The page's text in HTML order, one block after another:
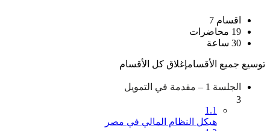
اقسام ‎7‎
‎19‎ محاضرات
30 ساعة
توسيع جميع الأقسامإغلاق كل الأقسام
الجلسة 1 – مقدمة في التمويل
3
1.1
هيكل النظام المالي في مصر